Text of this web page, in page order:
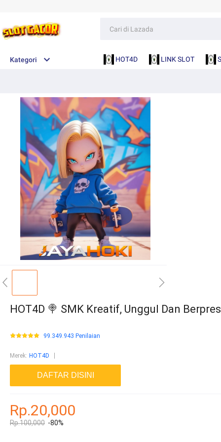
Kategori HOT4D LINK SLOT
HOT4D 🍭 SMK Kreatif, Unggul Dan
99.349.943 Penilaian
Merek: HOT4D
DAFTAR DISINI
Rp.20,000
Rp.100,000 -80%